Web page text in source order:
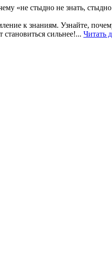
«не стыдно не знать, стыдно
к знаниям. Узнайте,
сильнее!... Читать